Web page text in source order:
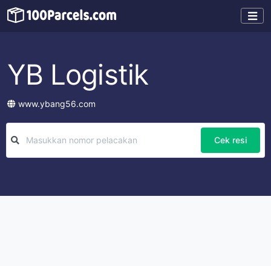
YB Logistik
www.ybang56.com
Cek resi